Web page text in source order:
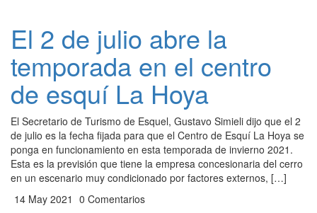
El 2 de julio abre la
temporada en el centro
de esquí La Hoya
El Secretario de Turismo de Esquel, Gustavo Simieli dijo que el 2
de julio es la fecha fijada para que el Centro de Esquí La Hoya se
ponga en funcionamiento en esta temporada de invierno 2021.
Esta es la previsión que tiene la empresa concesionaria del cerro
en un escenario muy condicionado por factores externos, […]
14 May 2021 0 Comentarios